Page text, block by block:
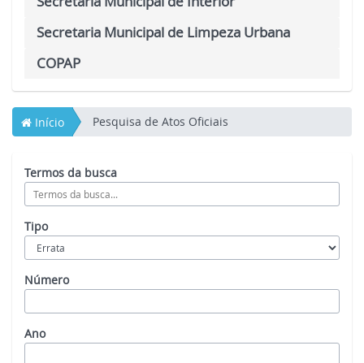
Secretaria Municipal de Limpeza Urbana
COPAP
Início Pesquisa de Atos Oficiais
Termos da busca
Tipo
Número
Ano